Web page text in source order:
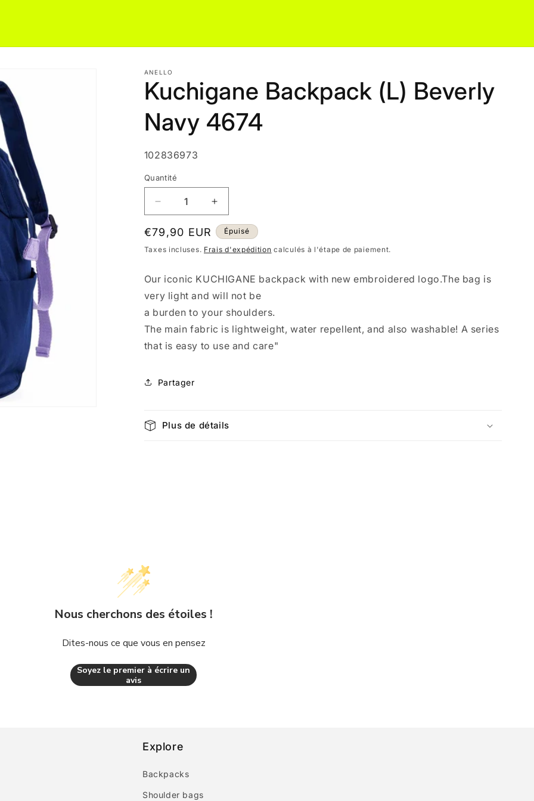
ANELLO
Kuchigane Backpack (L) Beverly
Navy 4674
SKU:
102836973
Quantité
Réduire
la
quantité
de
Kuchigane
(L)
Beverly
Navy
4674
Augmenter
la
quantité
de
Kuchigane
(L)
Beverly
Navy
4674
Prix
habituel
€79,90 EUR Épuisé
Taxes incluses. Frais d'expédition calculés à l'étape de paiement.
Our iconic KUCHIGANE backpack with new embroidered logo.The bag is
very light and will not be
a burden to your shoulders.
The main fabric is lightweight, water repellent, and also washable! A series
that is easy to use and care"
Partager
Plus de détails
Nous cherchons des étoiles !
Dites-nous ce que vous en pensez
Soyez le premier à écrire un
avis
Explore
Backpacks
Shoulder bags